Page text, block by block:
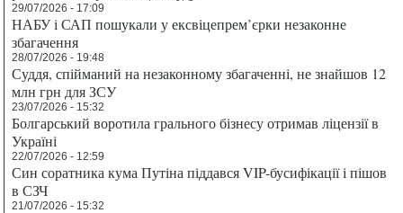
29/07/2026 - 17:09
НАБУ і САП пошукали у ексвіцепрем’єрки незаконне
збагачення
28/07/2026 - 19:48
Суддя, спійманий на незаконному збагаченні, не знайшов 12
млн грн для ЗСУ
23/07/2026 - 15:32
Болгарський воротила грального бізнесу отримав ліцензії в
Україні
22/07/2026 - 12:59
Син соратника кума Путіна піддався VIP-бусифікації і пішов
в СЗЧ
21/07/2026 - 15:32